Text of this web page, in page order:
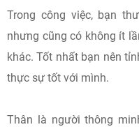
Trong công việc, bạn
nhưng cũng có không ít
khác. Tốt nhất bạn nên
thực sự tốt với mình.
Thân là người thông